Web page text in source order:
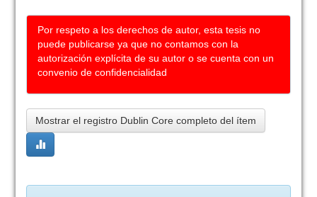
Por respeto a los derechos de autor, esta tesis no
puede publicarse ya que no contamos con la
autorización explícita de su autor o se cuenta con un
convenio de confidencialidad
Mostrar el registro Dublin Core completo del ítem